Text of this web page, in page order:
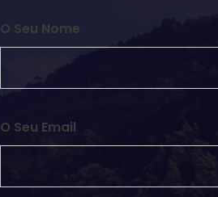
O Seu Nome
O Seu Email